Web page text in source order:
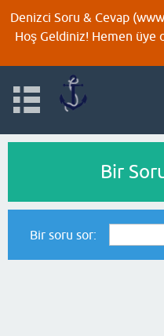
Denizci Soru & Cevap
Hoş Geldiniz! Hemen üye
Bir
Bir soru sor: